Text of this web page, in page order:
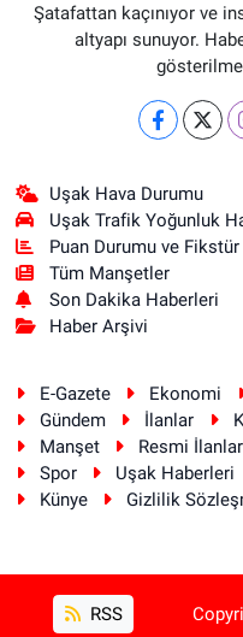
Şatafattan kaçınıyor ve
altyapı sunuyor.
Uşak Hava Durumu
Uşak Trafik Yoğunluk
Puan Durumu ve Fikstür
Tüm Manşetler
Son Dakika Haberleri
Haber Arşivi
E-Gazete Ekonomi
Gündem
İlanlar
Manşet
Resmi İlanlar
Spor
Uşak Haberleri
Künye
Gizlilik
RSS